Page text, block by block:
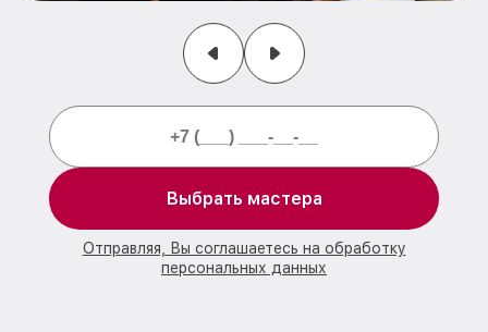
Выбрать мастера
Отправляя, Вы соглашаетесь на обработку
персональных данных